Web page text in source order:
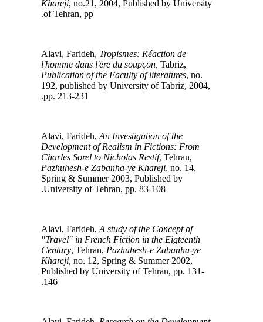
Khareji, no.21, 2004, Published by University
of Tehran, pp.
Tropismes: Réaction de
l'homme dans l'ère du soupçon,Tabriz,
Publication of the Faculty of literatures, no.
192, published by University of Tabriz, 2004,
pp. 213-231.
An Investigation of the
Development of Realism in Fictions: From
Charles Sorel to Nicholas Restif, Tehran,
Pazhuhesh-e Zabanha-ye Khareji, no. 14,
Spring & Summer 2003, Published by
University of Tehran, pp. 83-108.
A study of the Concept of
"Travel" in French Fiction in the Eigteenth
Century, Tehran,Pazhuhesh-e Zabanha-ye
Khareji, no. 12, Spring & Summer 2002,
Published by University of Tehran, pp. 131-
146.